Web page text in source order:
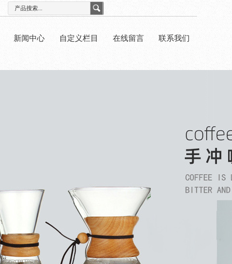
新闻中心 自定义栏目 在线留言 联系我们